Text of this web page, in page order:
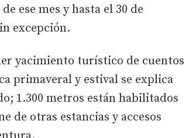
ese mes y hasta el 30 de
excepción.
yacimiento turístico de cuentos
primaveral y estival se explica
1.300 metros están habilitados
de otras estancias y accesos